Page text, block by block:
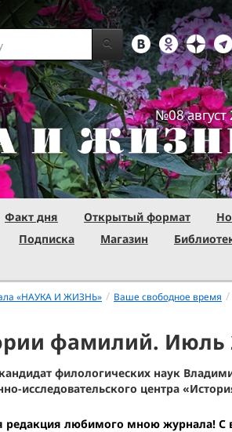
№08 август
Факт дня Открытый формат
Подписка Магазин
«НАУКА И ЖИЗНЬ» / Ваше свободное время /
фамилий. Июль
филологических наук
исследовательского центра
любимого мною журнала! С